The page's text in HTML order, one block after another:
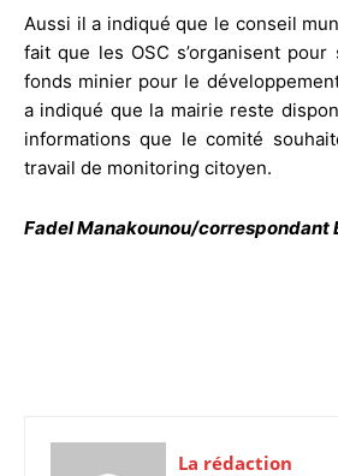
Aussi il a indiqué que le conseil
fait que les OSC s’organisent pour
fonds minier pour le
a indiqué que la mairie reste
informations que le comité
travail de monitoring citoyen.
Fadel Manakounou/correspondant
La rédaction